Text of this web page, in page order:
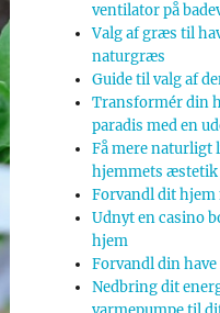
ventilator på
Valg af græs til
naturgræs
Guide til valg af
Transformér din
paradis med en
Få mere naturligt
hjemmets æstetik
Forvandl dit hjem
Udnyt en casino
hjem
Forvandl din
Nedbring dit